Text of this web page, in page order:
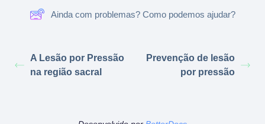
Ainda com problemas? Como podemos ajudar?
A Lesão por Pressão
na região sacral
Prevenção de lesão
por pressão